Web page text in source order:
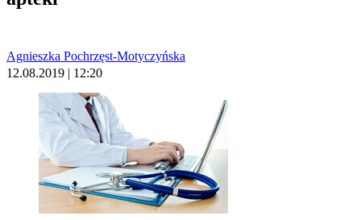
Agnieszka Pochrzęst-Motyczyńska
12.08.2019 | 12:20